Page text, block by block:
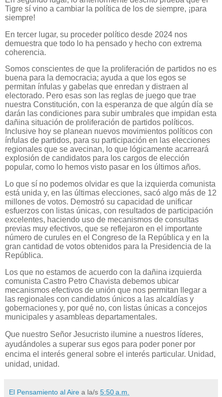
Tigre sí vino a cambiar la política de los de siempre, ¡para
siempre!
En tercer lugar, su proceder político desde 2024 nos
demuestra que todo lo ha pensado y hecho con extrema
coherencia.
Somos conscientes de que la proliferación de partidos no es
buena para la democracia; ayuda a que los egos se
permitan ínfulas y gabelas que enredan y distraen al
electorado. Pero esas son las reglas de juego que trae
nuestra Constitución, con la esperanza de que algún día se
darán las condiciones para subir umbrales que impidan esta
dañina situación de proliferación de partidos políticos.
Inclusive hoy se planean nuevos movimientos políticos con
ínfulas de partidos, para su participación en las elecciones
regionales que se avecinan, lo que lógicamente acarreará
explosión de candidatos para los cargos de elección
popular, como lo hemos visto pasar en los últimos años.
Lo que sí no podemos olvidar es que la izquierda comunista
está unida y, en las últimas elecciones, sacó algo más de 12
millones de votos. Demostró su capacidad de unificar
esfuerzos con listas únicas, con resultados de participación
excelentes, haciendo uso de mecanismos de consultas
previas muy efectivos, que se reflejaron en el importante
número de curules en el Congreso de la República y en la
gran cantidad de votos obtenidos para la Presidencia de la
República.
Los que no estamos de acuerdo con la dañina izquierda
comunista Castro Petro Chavista debemos ubicar
mecanismos efectivos de unión que nos permitan llegar a
las regionales con candidatos únicos a las alcaldías y
gobernaciones y, por qué no, con listas únicas a concejos
municipales y asambleas departamentales.
Que nuestro Señor Jesucristo ilumine a nuestros líderes,
ayudándoles a superar sus egos para poder poner por
encima el interés general sobre el interés particular. Unidad,
unidad, unidad.
El Pensamiento al Aire a la/s 5:50 a.m.